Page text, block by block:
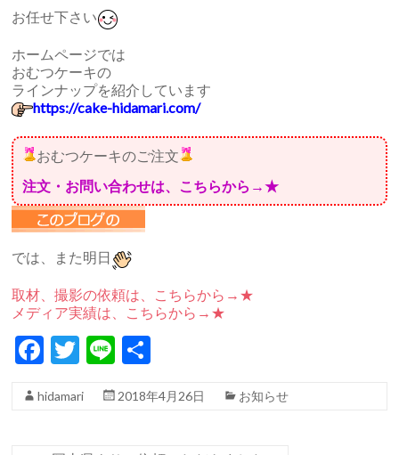
お任せ下さい
ホームページでは
おむつケーキの
ラインナップを紹介しています
https://cake-hidamari.com/
おむつケーキのご注文
注文・お問い合わせは、こちらから→★
では、また明日
取材、撮影の依頼は、こちらから→★
メディア実績は、こちらから→★
F
e
T
itt
Li
e
hidamari 2018年4月26日 お知らせ